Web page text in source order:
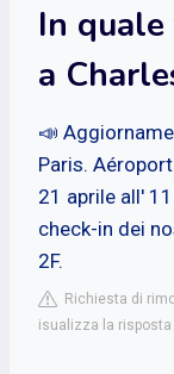
In
a
📣
Paris.
21 aprile all'
check-in dei
2F.
Richiesta di
isualizza la